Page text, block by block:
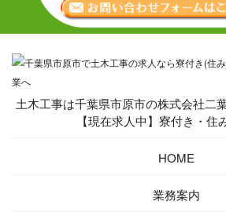
土木工事は千葉県市原市の株式会社二
【現在求人中】寮付き・住
HOME
業務案内